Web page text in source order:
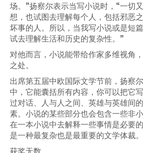
场。”扬察尔表示当写小说时，“一切
想，也试图去理解每个人，包括邪恶
坏事的人。所以，当我写小说或是短
试去理解生活和历史的复杂性。”
对他而言，小说能带给作家多维视角
之处。
出席第五届中欧国际文学节前，扬察
中，它能囊括所有内容，你可以把它
过对话、人与人之间、英雄与英雄间
素。小说的某些部分也会包含一些非
在一本小说中去解释一些事情是必要
是一种最复杂也是最重要的文学体裁
获奖无数